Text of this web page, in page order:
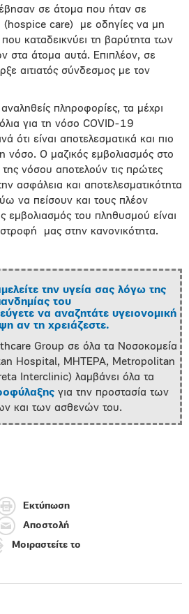
σε άτομα που ήταν σε
(hospice care) με οδηγίες να μη
καταδεικνύει τη βαρύτητα των
στα άτομα αυτά. Επιπλέον, σε
αιτιατός σύνδεσμος με τον
πληροφορίες, τα μέχρι
για τη νόσο COVID-19
ότι είναι αποτελεσματικά και πιο
νόσο. Ο μαζικός εμβολιασμός στο
της νόσου αποτελούν τις πρώτες
ασφάλεια και αποτελεσματικότητα
να πείσουν και τους πλέον
εμβολιασμός του πληθυσμού είναι
μας στην κανονικότητα.
την υγεία σας λόγω της
του
να αναζητάτε υγειονομική
αν τη χρειάζεστε.
Group σε όλα τα Νοσοκομεία
Hospital, ΜΗΤΕΡΑ, Metropolitan
Interclinic) λαμβάνει όλα τα
για την προστασία των
και των ασθενών του.
Εκτύπωση
Αποστολή
Μοιραστείτε το